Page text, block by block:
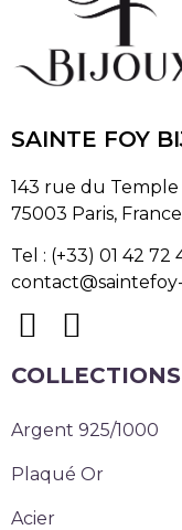
SAINTE FOY
143 rue du Temple
75003 Paris, France
Tel : (+33) 01 42 72
COLLECTIONS
Argent 925/1000
Plaqué Or
Acier